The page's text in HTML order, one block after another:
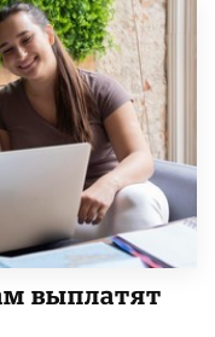
выплатят